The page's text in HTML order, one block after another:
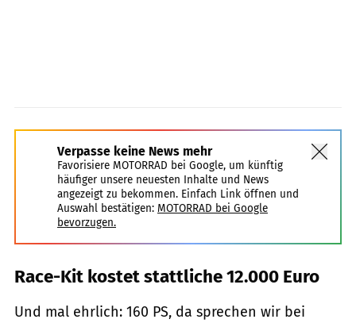
Verpasse keine News mehr
Favorisiere MOTORRAD bei Google, um künftig
häufiger unsere neuesten Inhalte und News
angezeigt zu bekommen. Einfach Link öffnen und
Auswahl bestätigen: MOTORRAD bei Google
bevorzugen.
Race-Kit kostet stattliche 12.000 Euro
Und mal ehrlich: 160 PS, da sprechen wir bei